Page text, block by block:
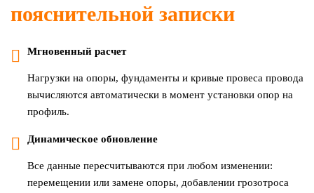
пояснительной записки
Мгновенный расчет
Нагрузки на опоры, фундаменты и кривые провеса провода
вычисляются автоматически в момент установки опор на
профиль.
Динамическое обновление
Все данные пересчитываются при любом изменении:
перемещении или замене опоры, добавлении грозотроса